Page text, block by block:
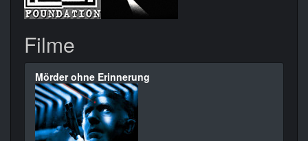
Filme
Mörder ohne Erinnerung